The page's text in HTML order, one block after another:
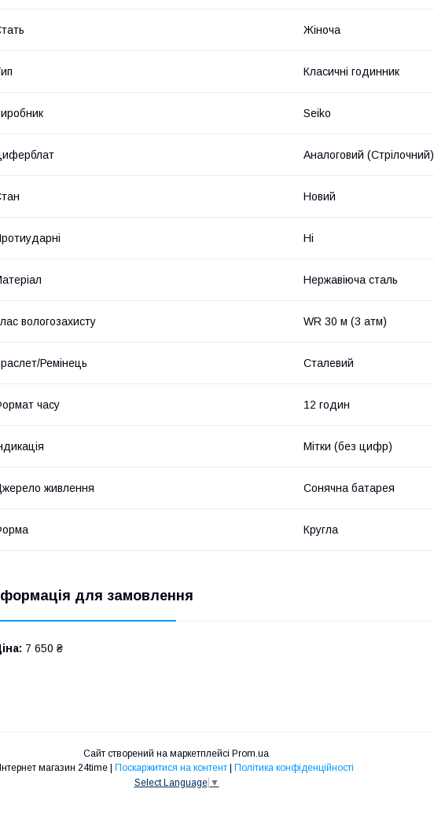
Жіноча
Класичні годинник
Seiko
Аналоговий (Стрілочний)
Новий
Ні
Нержавіюча сталь
вологозахисту WR 30 м (3 атм)
Ремінець Сталевий
часу 12 годин
Мітки (без цифр)
живлення Сонячна батарея
Кругла
для замовлення
7 650 ₴
Сайт створений на маркетплейсі Prom.ua
Інтернет магазин 24time | Поскаржитися на контент | Політика конфіденційності
Select Language ▼